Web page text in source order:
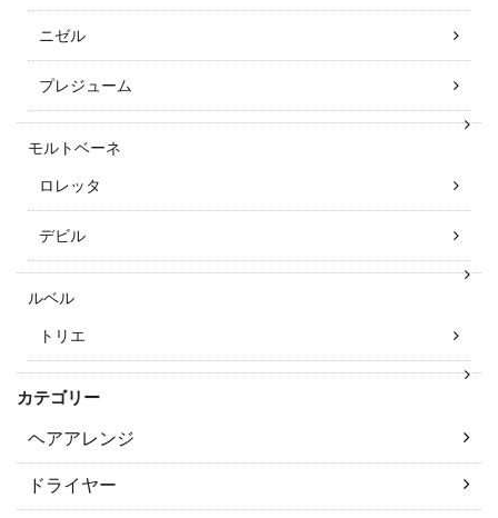
ニゼル
プレジューム
モルトベーネ
ロレッタ
デビル
ルベル
トリエ
カテゴリー
ヘアアレンジ
ドライヤー